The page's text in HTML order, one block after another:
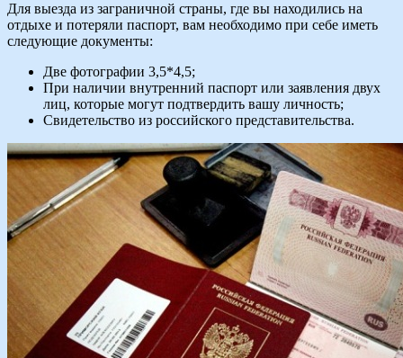
Для выезда из заграничной страны, где вы находились на
отдыхе и потеряли паспорт, вам необходимо при себе иметь
следующие документы:
Две фотографии 3,5*4,5;
При наличии внутренний паспорт или заявления двух
лиц, которые могут подтвердить вашу личность;
Свидетельство из российского представительства.